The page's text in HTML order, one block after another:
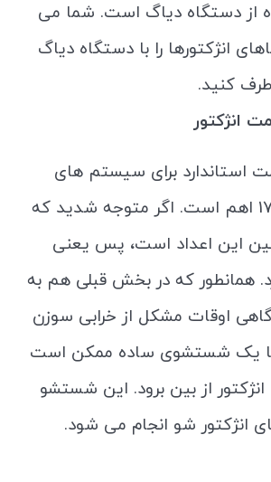
از دستگاه دیاگ است. شما می
انژکتورها را با دستگاه دیاگ
کنید.
انژکتور
استاندارد برای سیستم های
انژکتور بین 11 تا 17 اهم است. اگر متوجه شدید که
این اعداد است، پس یعنی
همانطور که در بخش قبلی هم به
اوقات مشکل از خرابی سوزن
با یک شستشوی ساده ممکن است
از بین برود. این شستشو
انژکتور شو انجام می شود.